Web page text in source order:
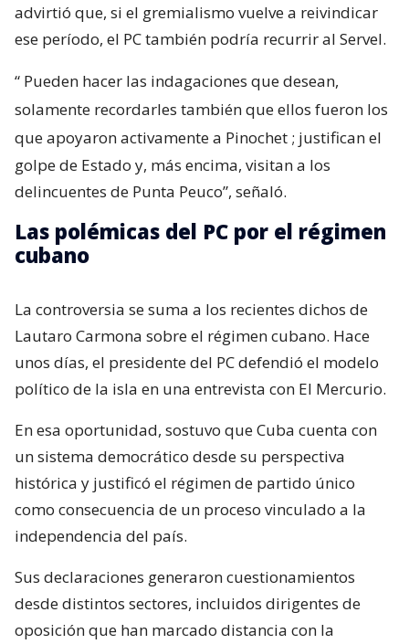
advirtió que, si el gremialismo vuelve a reivindicar
ese período, el PC también podría recurrir al Servel.
“ Pueden hacer las indagaciones que desean,
solamente recordarles también que ellos fueron los
que apoyaron activamente a Pinochet ; justifican el
golpe de Estado y, más encima, visitan a los
delincuentes de Punta Peuco”, señaló.
Las polémicas del PC por el régimen
cubano
La controversia se suma a los recientes dichos de
Lautaro Carmona sobre el régimen cubano. Hace
unos días, el presidente del PC defendió el modelo
político de la isla en una entrevista con El Mercurio.
En esa oportunidad, sostuvo que Cuba cuenta con
un sistema democrático desde su perspectiva
histórica y justificó el régimen de partido único
como consecuencia de un proceso vinculado a la
independencia del país.
Sus declaraciones generaron cuestionamientos
desde distintos sectores, incluidos dirigentes de
oposición que han marcado distancia con la